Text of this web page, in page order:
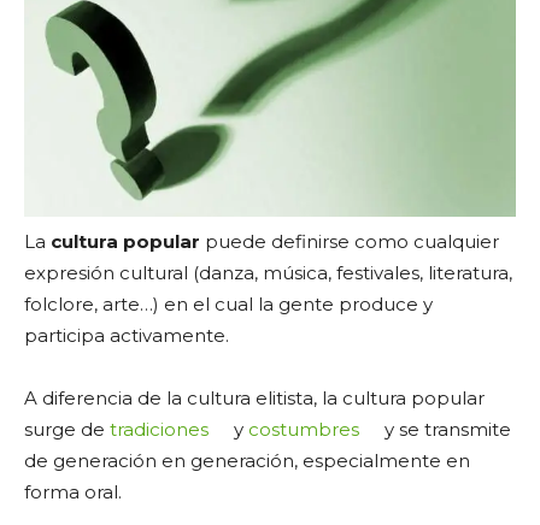
La cultura popular puede definirse como cualquier
expresión cultural (danza, música, festivales, literatura,
folclore, arte…) en el cual la gente produce y
participa activamente.
A diferencia de la cultura elitista, la cultura popular
surge de tradiciones y costumbres
y se transmite
de generación en generación, especialmente en
forma oral.